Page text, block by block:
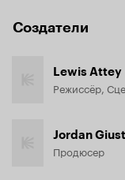
Создатели
Lewis Attey
Режиссёр,
Jordan
Продюсер